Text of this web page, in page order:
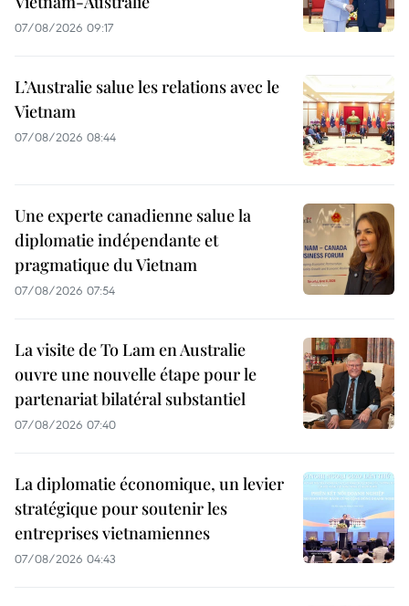
07/08/2026 09:17
L’Australie salue les relations avec le
Vietnam
07/08/2026 08:44
Une experte canadienne salue la
diplomatie indépendante et
pragmatique du Vietnam
07/08/2026 07:54
La visite de To Lam en Australie
ouvre une nouvelle étape pour le
partenariat bilatéral substantiel
07/08/2026 07:40
La diplomatie économique, un levier
stratégique pour soutenir les
entreprises vietnamiennes
07/08/2026 04:43